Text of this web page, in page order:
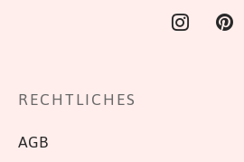
RECHTLICHES
AGB